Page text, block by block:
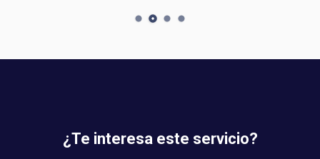
¿Te interesa este servicio?